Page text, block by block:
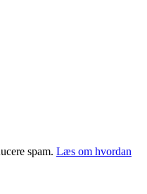
spam. Læs om hvordan